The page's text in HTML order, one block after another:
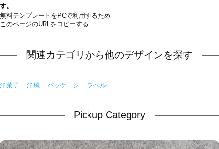
す。
無料テンプレートをPCで利用するため
このページのURLをコピーする
関連カテゴリから他のデザインを探す
洋菓子 洋風 パッケージ ラベル
Pickup Category